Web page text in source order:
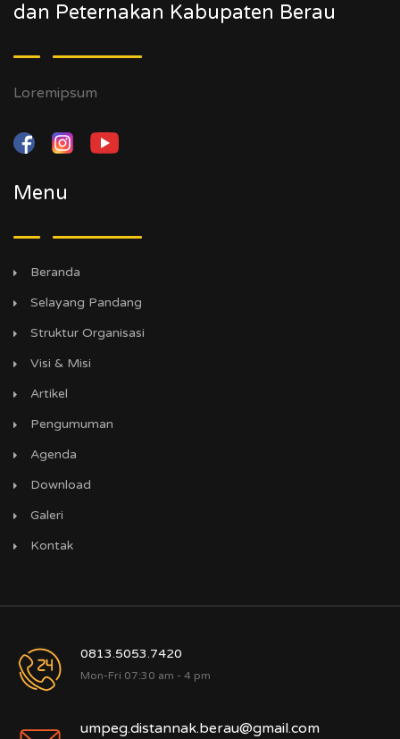
dan Peternakan Kabupaten Berau
Loremipsum
Menu
Beranda
Selayang Pandang
Struktur Organisasi
Visi & Misi
Artikel
Pengumuman
Agenda
Download
Galeri
Kontak
0813.5053.7420
Mon-Fri 07:30 am - 4 pm
umpeg.distannak.berau@gmail.com